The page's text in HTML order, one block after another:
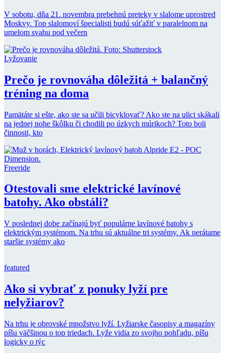
V sobotu, dňa 21. novembra prebehnú preteky v slalome uprostred
Moskvy. Top slalomoví špecialisti budú súťažiť v paralelnom na
umelom svahu pod večern
Lyžovanie
Prečo je rovnováha dôležitá + balančný
tréning na doma
Pamätáte si ešte, ako ste sa učili bicyklovať? Ako ste na ulici skákali
na jednej nohe škôlku či chodili po úzkych múrikoch? Toto boli
činnosti, kto
Freeride
Otestovali sme elektrické lavínové
batohy. Ako obstáli?
V poslednej dobe začínajú byť populárne lavínové batohy s
elektrickým systémom. Na trhu sú aktuálne tri systémy. Ak nerátame
staršie systémy ako
featured
Ako si vybrať z ponuky lyží pre
nelyžiarov?
Na trhu je obrovské množstvo lyží. Lyžiarske časopisy a magazíny
píšu väčšinou o top triedach. Lyže vidia zo svojho pohľadu, píšu
logicky o týc